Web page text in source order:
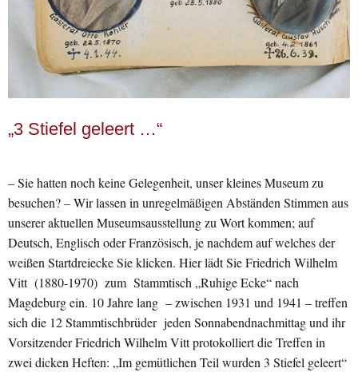
„3 Stiefel geleert …“
– Sie hatten noch keine Gelegenheit, unser kleines Museum zu
besuchen? – Wir lassen in unregelmäßigen Abständen Stimmen aus
unserer aktuellen Museumsausstellung zu Wort kommen; auf
Deutsch, Englisch oder Französisch, je nachdem auf welches der
weißen Startdreiecke Sie klicken. Hier lädt Sie Friedrich Wilhelm
Vitt (1880-1970) zum Stammtisch „Ruhige Ecke“ nach
Magdeburg ein. 10 Jahre lang – zwischen 1931 und 1941 – treffen
sich die 12 Stammtischbrüder jeden Sonnabendnachmittag und ihr
Vorsitzender Friedrich Wilhelm Vitt protokolliert die Treffen in
zwei dicken Heften: „Im gemütlichen Teil wurden 3 Stiefel geleert“